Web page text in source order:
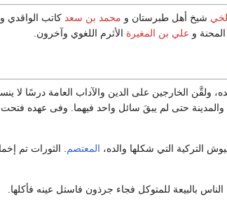
شيخ أهل طبرستان و محمد بن سعد كاتب الواقدي و
و علي بن المغيرة الأثرم اللغوي وآخرون.
ولقَّن الخارجين على الدين والآداب العامة درسًا لا
والمدينة حتى لم يبقَ سائل واحد فيهما. وفى عهده
التركية التي شكلها والده، المعتصم
. الثورات تم
بالبيعة للمتوكل فجاء جرذون فاستل عينه فأكلها.